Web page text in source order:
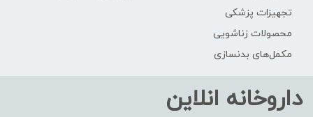
تجهیزات پزشکی
محصولات زناشویی
مکمل‌های بدنسازی
داروخانه انلاین